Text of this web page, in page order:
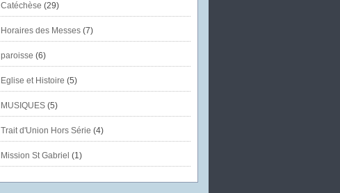
Catéchèse (29)
Horaires des Messes(7)
paroisse (6)
Eglise et Histoire (5)
MUSIQUES(5)
Trait d'Union Hors Série (4)
Mission St Gabriel (1)